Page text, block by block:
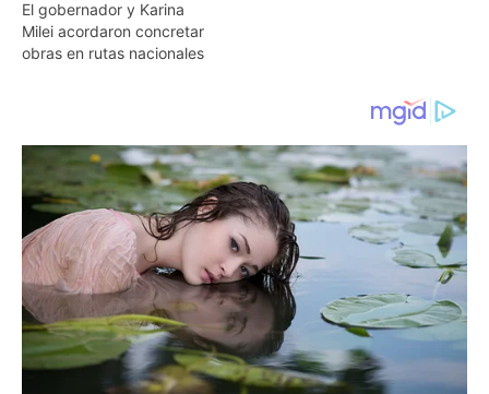
El gobernador y Karina
Milei acordaron concretar
obras en rutas nacionales